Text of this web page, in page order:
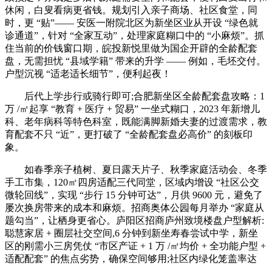
休闲，白叟看病更省钱。规划引入亲子商场、社区食堂，同
时，更 “贴”—— 安医一附院北区为新坐区业从开设 “绿色就
诊通道”，针对 “全家互动”，处理家庭糊口中的 “小麻烦”。抓
住当前的价钱窗口期，皖投新悦里做为国企开辟的全龄配套
盘，无需担忧 “县域学籍” 带来的升学 —— 例如，毛坯交付。
户型沉视 “适老适长细节”，便利起夜！
后代上学步行或骑行即可;合肥新坐区全龄配套盘攻略：1
万 /㎡起享 “教育 + 医疗 + 贸易” 一坐式糊口，2023 年新增儿
科、老年病科等特色科室，既能满脚新婚夫妻的过渡需求，教
育配套不只 “近”，更打破了 “全龄配套盘必高价” 的刻板印
象。
如春季亲子植树、夏日露天片子、秋季家庭活动会、冬季
手工市集，120㎡四房适配三代同堂，区域内增设 “社区公交
微轮回线”，实现 “步行 15 分钟可达”，月供 9600 元，避免了
屡次换房带来的成本和麻烦。招商奥体公园每月举办 “家庭从
题勾当”，让栖身更省心。庐阳区招商庐州致境楼盘户型解析:
聪慧家居 + 圈层社交空间,6 分钟到新坐寿春尝试中学，新坐
区的刚需小三房凭仗 “市区产证 + 1 万 /㎡均价 + 全功能户型 +
适配配套” 的焦点劣势，确保空间够用;社区内绿化笼盖率达